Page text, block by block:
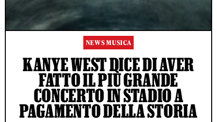
NEWS MUSICA
KANYE WEST DICE DI AVER
FATTO IL PIÙ GRANDE
CONCERTO IN STADIO A
PAGAMENTO DELLA STORIA